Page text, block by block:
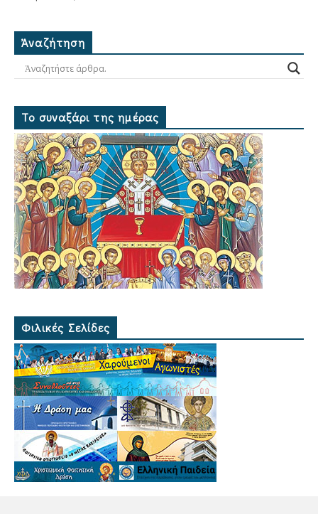
Ἀναζήτηση
Το συναξάρι της ημέρας
Φιλικές Σελίδες